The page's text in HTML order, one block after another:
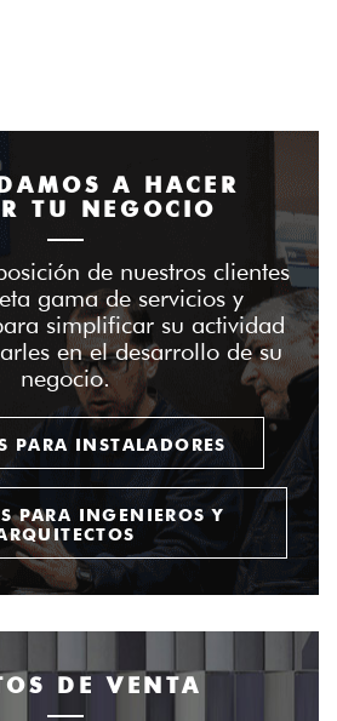
A HACER
TU NEGOCIO
de nuestros clientes
gama de servicios y
simplificar su actividad
en el desarrollo de su
negocio.
PARA INSTALADORES
PARA INGENIEROS Y
DE VENTA